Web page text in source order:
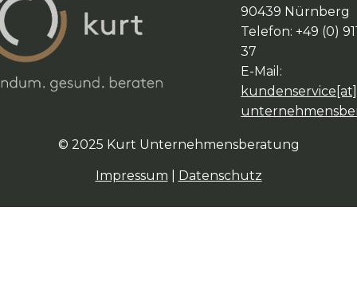
90439 Nürnberg
Telefon: +49 (0)
37
E-Mail:
© 2025 Kurt Unternehmensberatung
Impressum Datenschutz